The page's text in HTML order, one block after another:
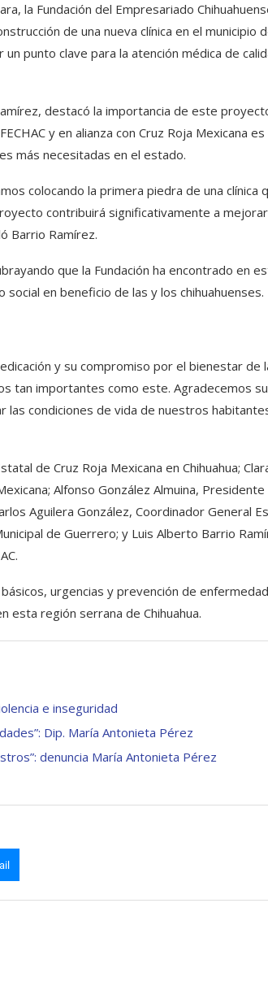
la Fundación del Empresariado
de una nueva clínica en el municipio
punto clave para la atención médica de
destacó la importancia de este
y en alianza con Cruz Roja Mexicana es
más necesitadas en el estado.
colocando la primera piedra de una clínica
contribuirá significativamente a
Barrio Ramírez.
que la Fundación ha encontrado en
en beneficio de las y los chihuahuenses.
y su compromiso por el bienestar de
tan importantes como este. Agradecemos su
condiciones de vida de nuestros
de Cruz Roja Mexicana en Chihuahua;
Alfonso González Almuina,
Aguilera González, Coordinador General
de Guerrero; y Luis Alberto Barrio
urgencias y prevención de
esta región serrana de Chihuahua.
e inseguridad
Dip. María Antonieta Pérez
denuncia María Antonieta Pérez